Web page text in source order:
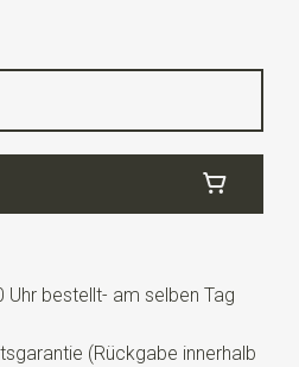
bestellt- am selben Tag
(Rückgabe innerhalb